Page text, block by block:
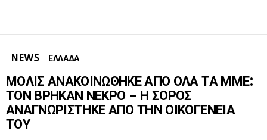
NEWS ΕΛΛΑΔΑ
ΜΟΛΙΣ ΑΝΑΚΟΙΝΩΘΗΚΕ ΑΠΟ ΟΛΑ ΤΑ ΜΜΕ:
ΤΟΝ ΒΡΗΚΑΝ ΝΕΚΡΟ – Η ΣΟΡΟΣ
ΑΝΑΓΝΩΡΙΣΤΗΚΕ ΑΠΟ ΤΗΝ ΟΙΚΟΓΕΝΕΙΑ
ΤΟΥ